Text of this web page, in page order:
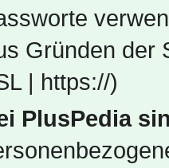
Gründen der
| https://)
PlusPedia